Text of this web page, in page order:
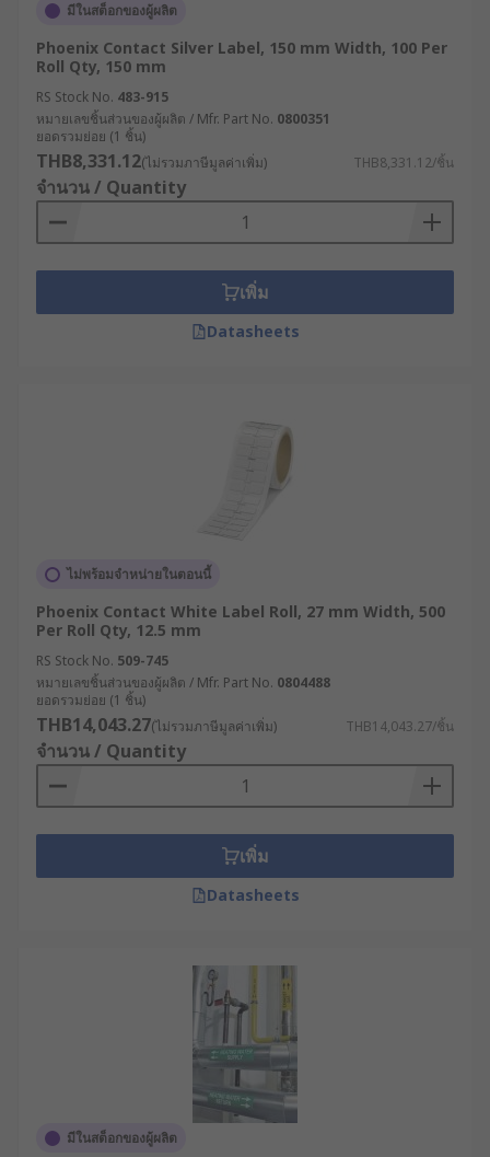
อุตสาหกรรมอาหารและเครื่องดื่ม : ใช้กระดาษ
ลาเบลสำหรับติดบนบรรจุภัณฑ์ เช่น ขวด ซอง
หรือกล่อง เพื่อแสดงวันผลิต ส่วนประกอบ และ
ข้อมูลโภชนาการ โดยสติ๊กเกอร์ต้องสามารถทน
ความเย็นจากการแช่ตู้เย็นหรือแช่แข็งได้
อุตสาหกรรมยาและเครื่องสำอาง : ต้องใช้
กระดาษสติ๊กเกอร์ม้วนที่มีความปลอดภัยสูงและ
ทนต่อสารเคมี เช่น แอลกอฮอล์หรือสารทำ
ละลาย พร้อมพิมพ์รหัส Lot Number และวัน
หมดอายุอย่างชัดเจน
อุตสาหกรรมโลจิสติกส์และคลังสินค้า : นิยมใช้
สติ๊กเกอร์แบบ Direct Thermal สำหรับพิมพ์ใบ
อุตสาหกรรมอิเล็กทรอนิกส์และชิ้นส่วน
เครื่องจักร : ใช้สติ๊กเกอร์แบบฟิล์มที่ทนความร้อน
สูง และไม่หลุดลอกง่าย แม้ติดอยู่บนผิวโลหะหรือ
งานสำนักงานและเอกสารทั่วไป : ใช้สติ๊กเกอร์
ในสำนักงาน เช่น “โปรดปิดหน้าต่าง” หรือ “Push
/ Pull” เพื่อจัดระเบียบและสื่อสารภายในองค์กร
เลือกซื้อสติ๊กเกอร์ม้วนปะหน้า
คุณภาพสูง จากแบรนด์ชั้นนำ
ที่ RS
ผู้ประกอบการคนไหนกำลังมองหาแหล่งจำหน่ายกระ
ดาษลาเบลปะหน้าราคาคุ้มค่า และมีตัวเลือกครบครัน
ต้องมาที่ RS ผู้นำด้านโซลูชันอุตสาหกรรมและ
อิเล็กทรอนิกส์ เรามีสติ๊กเกอร์ม้วนปะหน้าหลากหลาย
Brady HellermannTyton
ถึงแบรนด์ของเราเองอย่างRS PRO
มีสติ๊กเกอร์ม้วนทั้ง
ราคาปลีกและราคาขายส่ง นอกจากนี้เรายังมี
อุปกรณ์ติดฉลาก
ครอบคลุมทุกความต้องการ
ของผู้ประกอบการ เลือกซื้อสินค้าได้สะดวกตลอด 24
ชั่วโมงบนเว็บไซต์ของเรา พร้อมบริการจัดส่งทั่ว
ประเทศไทย หากต้องการคำแนะนำเพิ่มเติมเกี่ยวกับ
การเลือกซื้อสติ๊กเกอร์ม้วนปะหน้าที่เหมาะสมกับ
มีในสต็อกของผู้ผลิต
Phoenix Contact Silver Label, 150 mm Width, 100 Per
Roll Qty, 150 mm
RS Stock No. 483-915
หมายเลขชิ้นส่วนของผู้ผลิต / Mfr. Part No. 0800351
ยอดรวมย่อย (1 ชิ้น)
THB8,331.12(ไม่รวมภาษีมูลค่าเพิ่ม) THB8,331.12/ชิ้น
จำนวน / Quantity
เพิ่ม
Datasheets
ไม่พร้อมจำหน่ายในตอนนี้
Phoenix Contact White Label Roll, 27 mm Width, 500
Per Roll Qty, 12.5 mm
RS Stock No. 509-745
หมายเลขชิ้นส่วนของผู้ผลิต / Mfr. Part No. 0804488
ยอดรวมย่อย (1 ชิ้น)
THB14,043.27(ไม่รวมภาษีมูลค่าเพิ่ม) THB14,043.27/ชิ้น
จำนวน / Quantity
เพิ่ม
Datasheets
มีในสต็อกของผู้ผลิต